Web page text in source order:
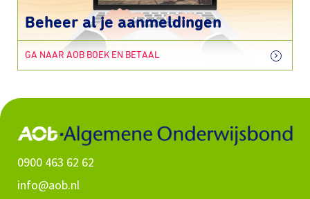
Beheer al je aanmeldingen
GA NAAR AOB BOEK EN BETAAL
0900 463 62 62
info@aob.nl